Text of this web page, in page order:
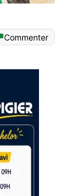
Commenter